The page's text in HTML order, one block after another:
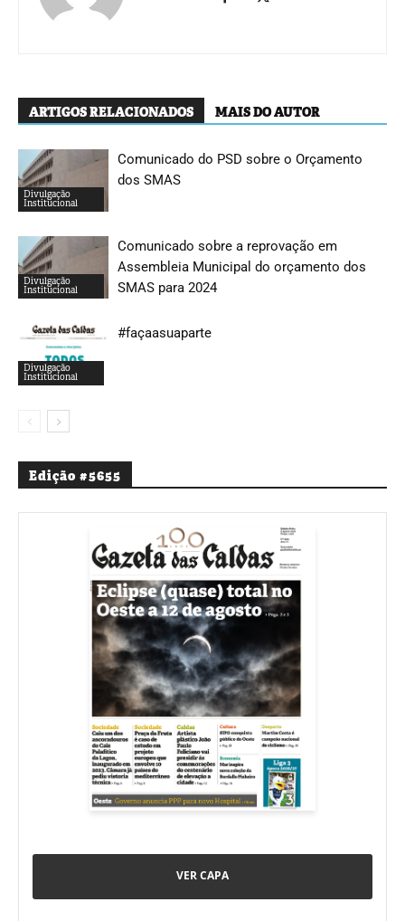
ARTIGOS RELACIONADOS MAIS DO AUTOR
Divulgação
Institucional
Comunicado do PSD sobre o Orçamento
dos SMAS
Divulgação
Institucional
Comunicado sobre a reprovação em
Assembleia Municipal do orçamento dos
SMAS para 2024
Divulgação
Institucional
#façaasuaparte
Edição #5655
VER CAPA